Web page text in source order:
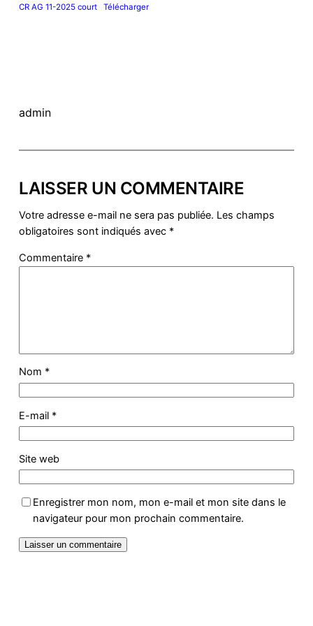
CR AG 11-2025 court Télécharger
admin
LAISSER UN COMMENTAIRE
Votre adresse e-mail ne sera pas publiée. Les champs
obligatoires sont indiqués avec *
Commentaire *
Nom *
E-mail *
Site web
Enregistrer mon nom, mon e-mail et mon site dans le
navigateur pour mon prochain commentaire.